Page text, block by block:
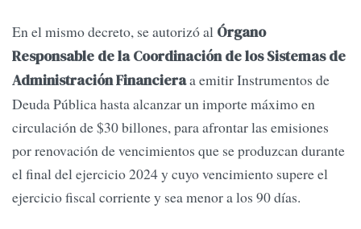
En el mismo decreto, se autorizó al Órgano
Responsable de la Coordinación de los Sistemas de
Administración Financieraa emitir Instrumentos de
Deuda Pública hasta alcanzar un importe máximo en
circulación de $30 billones, para afrontar las emisiones
por renovación de vencimientos que se produzcan durante
el final del ejercicio 2024 y cuyo vencimiento supere el
ejercicio fiscal corriente y sea menor a los 90 días.